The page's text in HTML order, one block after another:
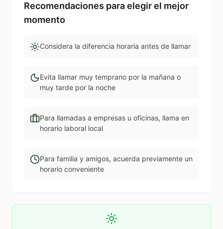
Recomendaciones para elegir el mejor
momento
Considera la diferencia horaria antes de llamar
Evita llamar muy temprano por la mañana o
muy tarde por la noche
Para llamadas a empresas u oficinas, llama en
horario laboral local
Para familia y amigos, acuerda previamente un
horario conveniente